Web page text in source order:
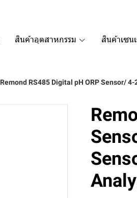
สินค้าอุตสาหกรรม สินค้าเซน
Remond RS485 Digital pH ORP Sensor/